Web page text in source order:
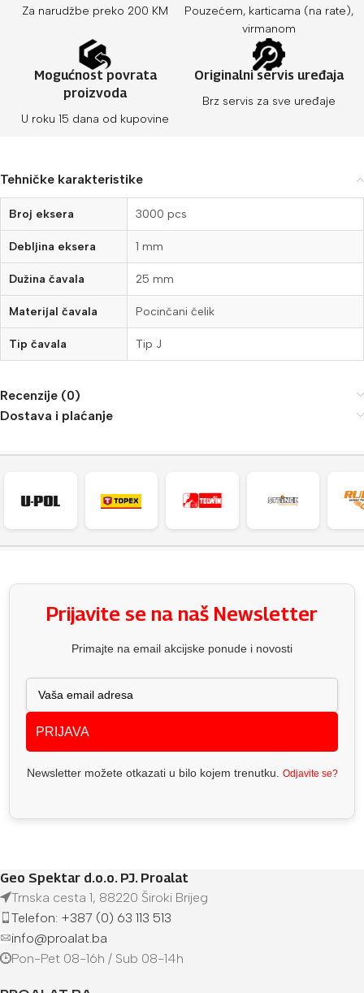
Za narudžbe preko 200 KM
Pouzećem, karticama (na rate),
virmanom
Mogućnost povrata
proizvoda
U roku 15 dana od kupovine
Originalni servis uređaja
Brz servis za sve uređaje
Tehničke karakteristike
Broj eksera 3000 pcs
Debljina eksera 1 mm
Dužina čavala 25 mm
Materijal čavala Pocinčani čelik
Tip čavala Tip J
Recenzije (0)
Dostava i plaćanje
Prijavite se na naš Newsletter
Primajte na email akcijske ponude i novosti
PRIJAVA
Newsletter možete otkazati u bilo kojem trenutku. Odjavite se?
Geo Spektar d.o.o. PJ. Proalat
Trnska cesta 1, 88220 Široki Brijeg
Telefon: +387 (0) 63 113 513
info@proalat.ba
Pon-Pet 08-16h / Sub 08-14h